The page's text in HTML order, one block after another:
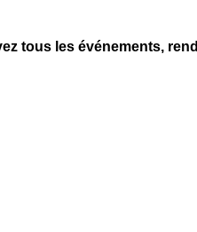
tous les événements,